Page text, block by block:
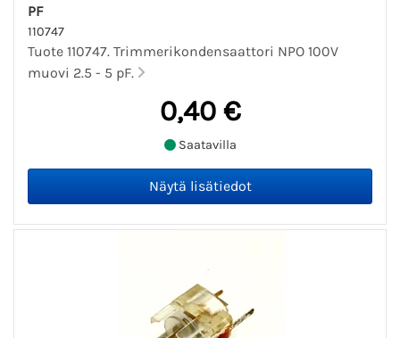
PF
110747
Tuote 110747. Trimmerikondensaattori NPO 100V
muovi 2.5 - 5 pF.
0,40 €
Saatavilla